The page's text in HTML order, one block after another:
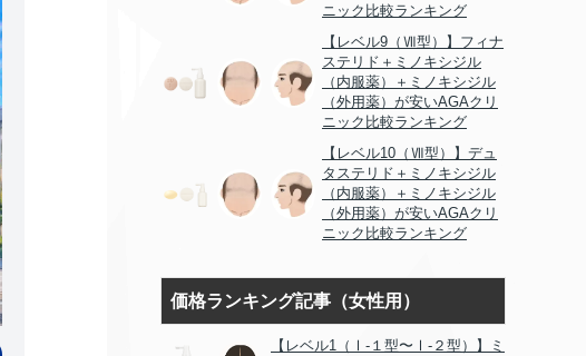
ニック比較ランキング
【レベル9（Ⅶ型）】フィナ
ステリド＋ミノキシジル
（内服薬）＋ミノキシジル
（外用薬）が安いAGAクリ
ニック比較ランキング
【レベル10（Ⅶ型）】デュ
タステリド＋ミノキシジル
（内服薬）＋ミノキシジル
（外用薬）が安いAGAクリ
ニック比較ランキング
価格ランキング記事（女性用）
【レベル1（Ⅰ-１型〜Ⅰ-２型）】ミ